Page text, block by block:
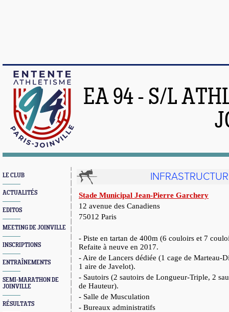
EA 94 - S/L
LE CLUB
ACTUALITÉS
EDITOS
MEETING DE JOINVILLE
INSCRIPTIONS
ENTRAÎNEMENTS
SEMI-MARATHON DE
JOINVILLE
RÉSULTATS
Stade Municipal Jean-Pierre Garchery
12 avenue des Canadiens
75012 Paris
- Piste en tartan de 400m (6 couloirs et 7
Refaite à neuve en 2017.
- Aire de Lancers dédiée (1 cage de Marteau-
1 aire de Javelot).
- Sautoirs (2 sautoirs de Longueur-Triple, 2
de Hauteur).
- Salle de Musculation
- Bureaux administratifs